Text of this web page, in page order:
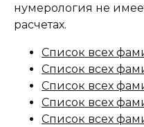
нумерология не
расчетах.
Список всех
Список всех
Список всех
Список всех
Список всех